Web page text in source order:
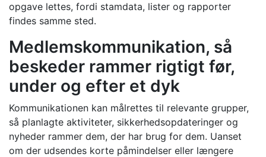
opgave lettes, fordi stamdata, lister og rapporter
findes samme sted.
Medlemskommunikation, så
beskeder rammer rigtigt før,
under og efter et dyk
Kommunikationen kan målrettes til relevante grupper,
så planlagte aktiviteter, sikkerhedsopdateringer og
nyheder rammer dem, der har brug for dem. Uanset
om der udsendes korte påmindelser eller længere